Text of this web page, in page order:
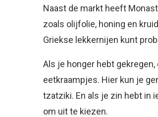
Naast de markt heeft
zoals olijfolie, honing en
Griekse lekkernijen kunt
Als je honger hebt
eetkraampjes. Hier kun je
tzatziki. En als je zin hebt in
om uit te kiezen.